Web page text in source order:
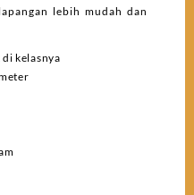
lebih mudah dan
kelasnya